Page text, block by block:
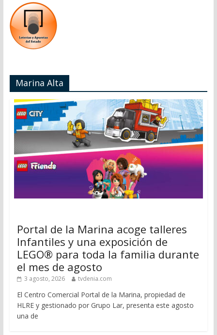
Marina Alta
Portal de la Marina acoge talleres
Infantiles y una exposición de
LEGO® para toda la familia durante
el mes de agosto
3 agosto, 2026 tvdenia.com
El Centro Comercial Portal de la Marina, propiedad de
HLRE y gestionado por Grupo Lar, presenta este agosto
una de